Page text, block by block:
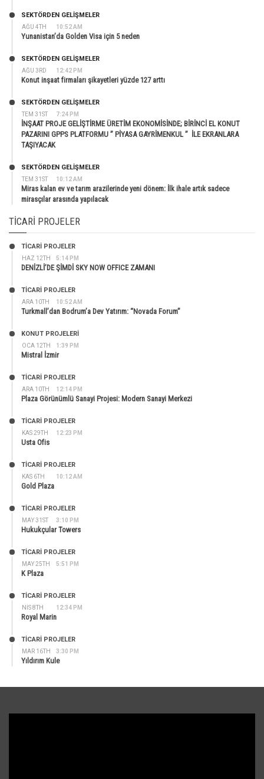
AĞU 4TH 10:52 AM
SEKTÖRDEN GELIŞMELER
Yunanistan’da Golden Visa için 5 neden
AĞU 3RD 12:42 PM
SEKTÖRDEN GELIŞMELER
Konut inşaat firmaları şikayetleri yüzde 127 arttı
TEM 31ST 7:24 PM
SEKTÖRDEN GELIŞMELER
İNŞAAT PROJE GELİŞTİRME ÜRETİM EKONOMİSİNDE; BİRİNCİ EL KONUT
PAZARINI GPPS PLATFORMU ” PİYASA GAYRİMENKUL ” İLE EKRANLARA
TAŞIYACAK
TEM 31ST 10:12 AM
SEKTÖRDEN GELIŞMELER
Miras kalan ev ve tarım arazilerinde yeni dönem: İlk ihale artık sadece
mirasçılar arasında yapılacak
TICARI PROJELER
HAZ 12TH 5:14 PM
TİCARİ PROJELER
DENİZLİ’DE ŞİMDİ SKY NOW OFFICE ZAMANI
ARA 10TH 10:52 AM
TİCARİ PROJELER
Turkmall’dan Bodrum’a Dev Yatırım: “Novada Forum”
OCA 12TH 1:39 PM
KONUT PROJELERI
Mistral İzmir
ARA 10TH 12:14 PM
TİCARİ PROJELER
Plaza Görünümlü Sanayi Projesi: Modern Sanayi Merkezi
KAS 29TH 12:23 PM
TİCARİ PROJELER
Usta Ofis
KAS 6TH 10:12 AM
TİCARİ PROJELER
Gold Plaza
MAY 31ST 3:10 PM
TİCARİ PROJELER
Hukukçular Towers
MAY 25TH 5:51 PM
TİCARİ PROJELER
K Plaza
NIS 8TH 12:34 PM
TİCARİ PROJELER
Royal Marin
MAR 16TH 3:30 PM
TİCARİ PROJELER
Yıldırım Kule